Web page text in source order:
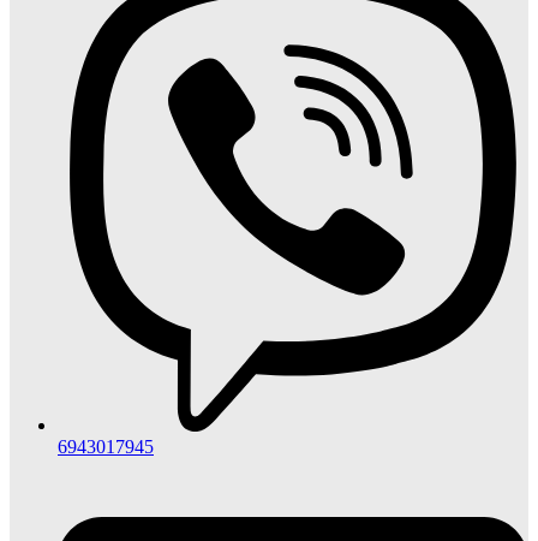
6943017945